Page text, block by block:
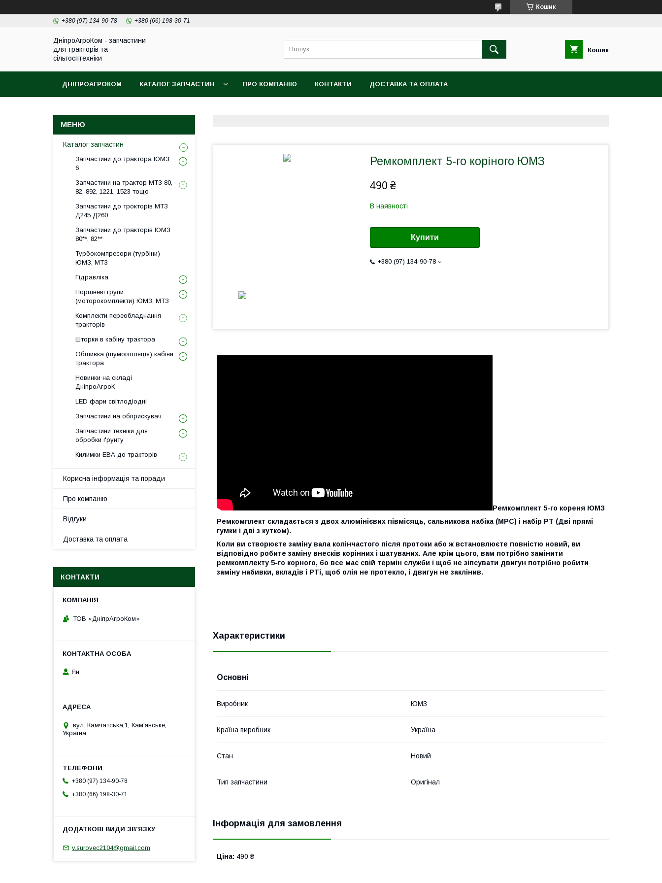
Кошик
+380 (97) 134-90-78 +380 (66) 198-30-71
ДніпроАгроКом - запчастини
для тракторів та
сільгосптехніки
Кошик
ДНІПРОАГРОКОМ КАТАЛОГ ЗАПЧАСТИН ПРО КОМПАНІЮ КОНТАКТИ ДОСТАВКА ТА ОПЛАТА
Ремкомплект 5-го коріного ЮМЗ
490 ₴
В наявності
Купити
+380 (97) 134-90-78
Ремкомплект 5-го кореня ЮМЗ
Ремкомплект складається з двох алюмінієвих півмісяць, сальникова набіка (МРС) і набір РТ (Дві прямі
гумки і дві з кутком).
Коли ви створюєте заміну вала колінчастого після протоки або ж встановлюєте повністю новий, ви
відповідно робите заміну внесків корінних і шатуваних. Але крім цього, вам потрібно замінити
ремкомплекту 5-го корного, бо все має свій термін служби і щоб не зіпсувати двигун потрібно робити
заміну набивки, вкладів і РТі, щоб олія не протекло, і двигун не заклінив.
Характеристики
Основні
Виробник ЮМЗ
Країна виробник Україна
Стан Новий
Тип запчастини Оригінал
Інформація для замовлення
Ціна: 490 ₴
Каталог запчастин
Запчастини до трактора ЮМЗ
6
Запчастини на трактор МТЗ 80,
82, 892, 1221, 1523 тощо
Запчастини до трокторів МТЗ
Д245 Д260
Запчастини до тракторів ЮМЗ
80**, 82**
Турбокомпресори (турбіни)
ЮМЗ, МТЗ
Гідравліка
Поршневі групи
(моторокомплекти) ЮМЗ, МТЗ
Комплекти переобладнання
тракторів
Шторки в кабіну трактора
Обшивка (шумоізоляція) кабіни
трактора
Новинки на складі
ДніпроАгроК
LED фари світлодіодні
Запчастини на обприскувач
Запчастини техніки для
обробки ґрунту
Килимки ЕВА до тракторів
Корисна інформація та поради
Про компанію
Відгуки
Доставка та оплата
КОНТАКТИ
ТОВ «ДніпрАгроКом»
Ян
вул. Камчатська,1, Кам'янське,
Україна
+380 (97) 134-90-78
+380 (66) 198-30-71
v.surovec2104@gmail.com